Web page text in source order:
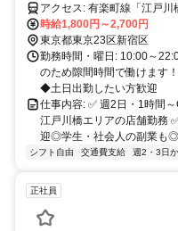
アクセス: 有楽町線「
時給1,800円～2,700円
東京都東京23区新宿区
勤務時間・曜日: 10:00～
のため隙間時間で働けます
◆土日出勤したい方歓迎
仕事内容: ✅ 週2日・1時間
江戸川橋エリアの店舗勤務
迎◎学生・社会人の副業も
シフト自由 交通費支給 週2・3日
正社員